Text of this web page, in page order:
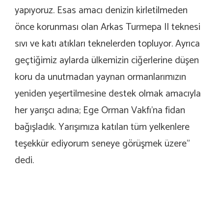
yapıyoruz. Esas amacı denizin kirletilmeden
önce korunması olan Arkas Turmepa II teknesi
sıvı ve katı atıkları teknelerden topluyor. Ayrıca
geçtiğimiz aylarda ülkemizin ciğerlerine düşen
koru da unutmadan yaynan ormanlarımızın
yeniden yeşertilmesine destek olmak amacıyla
her yarışcı adına; Ege Orman Vakfı’na fidan
bağışladık. Yarışımıza katılan tüm yelkenlere
teşekkür ediyorum seneye görüşmek üzere”
dedi.